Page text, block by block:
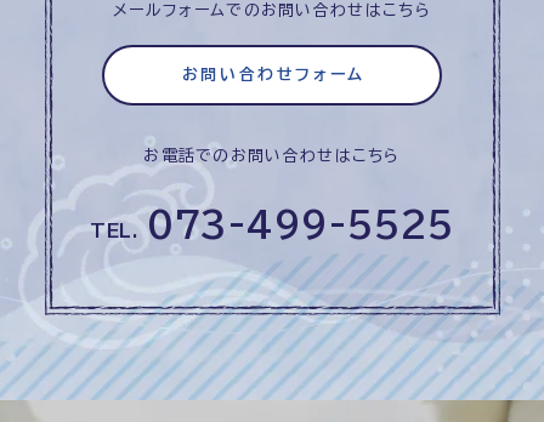
メールフォームでのお問い合わせはこちら
お問い合わせフォーム
お電話でのお問い合わせはこちら
TEL. 073-499-5525